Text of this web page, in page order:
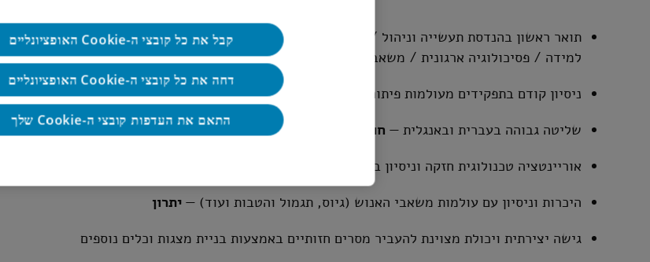
תואר ראשון בהנדסת תעשייה וניהול / ניתוח מערכות / פיתוח ארגוני / מידענות / ניהול ידע / טכנולוגיות
למידה / פסיכולוגיה ארגונית / משאבי אנוש
(או תחום דומה)
ניסיון קודם בתפקידים מעולמות פיתוח למידה, ניהול ידע, ייעוץ ארגוני וכדומה —יתרון
שליטה גבוהה בעברית ובאנגלית — חובה
אוריינטציה טכנולוגית חזקה וניסיון בעבודה עם כלי AI ושיטות עבודה בתחום
היכרות וניסיון עם עולמות משאבי האנוש (גיוס, תגמול והטבות ועוד) — יתרון
גישה יצירתית ויכולת מצוינת להעביר מסרים חזותיים באמצעות בניית מצגות וכלים נוספים
קבל את כל קובצי ה-Cookie האופציונליים
דחה את כל קובצי ה-Cookie האופציונליים
התאם את העדפות קובצי ה-Cookie שלך